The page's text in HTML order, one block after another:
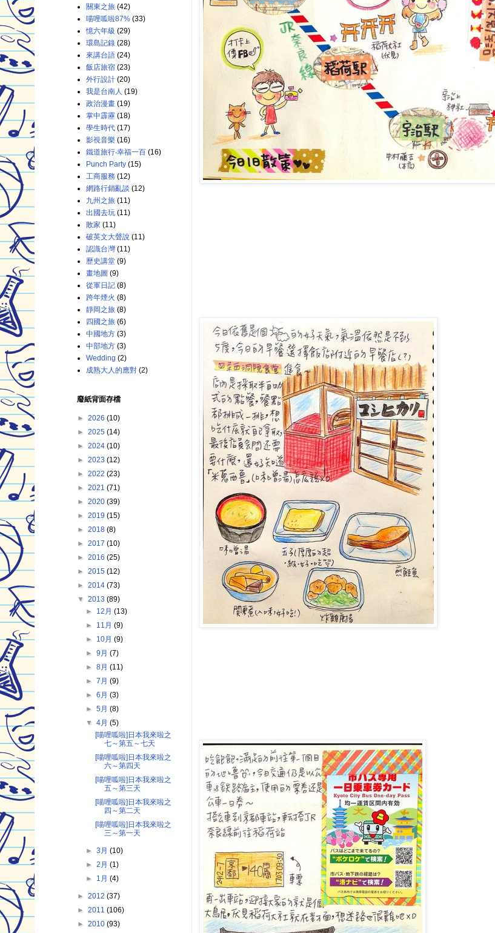
關東之旅 (42)
喵哩呱啦87% (33)
憶六年級 (29)
環島記錄 (28)
來講台語 (24)
飯店旅宿 (23)
外行設計 (20)
我是台南人 (19)
政治漫畫 (19)
掌中霹靂 (18)
學生時代 (17)
影視音樂 (16)
鐵道旅行‧幸福一百 (16)
Punch Party (15)
工商服務 (12)
網路行銷亂談 (12)
九州之旅 (11)
出國去玩 (11)
敗家 (11)
破英文大聲說 (11)
認識台灣 (11)
歷史講堂 (9)
畫地圖 (9)
從軍日記 (8)
跨年煙火 (8)
靜岡之旅 (8)
四國之旅 (6)
中國地方 (3)
中部地方 (3)
Wedding (2)
成熟大人的應對 (2)
廢紙背面存檔
► 2026 (10)
► 2025 (14)
► 2024 (10)
► 2023 (12)
► 2022 (23)
► 2021 (71)
► 2020 (39)
► 2019 (15)
► 2018 (8)
► 2017 (10)
► 2016 (25)
► 2015 (12)
► 2014 (73)
▼ 2013 (89)
► 12月(13)
► 11月(9)
► 10月(9)
►9月(7)
►8月(11)
►7月(9)
►6月(3)
►5月(8)
▼4月(5)
[喵哩呱啦]日本我來啦之
七～第五～七天
[喵哩呱啦]日本我來啦之
六～第四天
[喵哩呱啦]日本我來啦之
五～第三天
[喵哩呱啦]日本我來啦之
四～第二天
[喵哩呱啦]日本我來啦之
三～第一天
►3月(10)
►2月(1)
► 1月(4)
► 2012 (37)
► 2011 (106)
► 2010 (93)